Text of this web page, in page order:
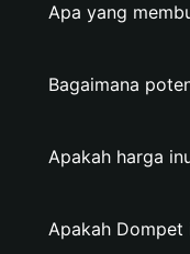
Apa yang
Bagaimana
Apakah harga
Apakah Dompet